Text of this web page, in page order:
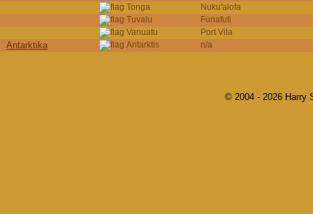
Tonga
Nuku'alofa
Tuvalu
Funafuti
Vanuatu
Port Vila
Antarktika Antarktis n/a
© 2004 - 2026 Harry